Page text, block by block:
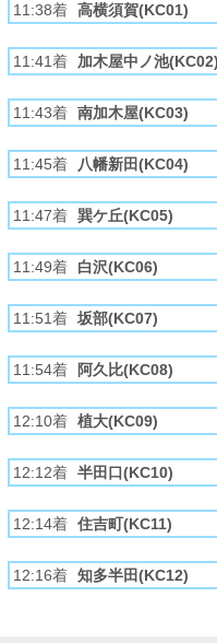
11:38着 高横須賀(KC01)
11:41着 加木屋中ノ池(KC02)
11:43着 南加木屋(KC03)
11:45着 八幡新田(KC04)
11:47着 巽ケ丘(KC05)
11:49着 白沢(KC06)
11:51着 坂部(KC07)
11:54着 阿久比(KC08)
12:10着 植大(KC09)
12:12着 半田口(KC10)
12:14着 住吉町(KC11)
12:16着 知多半田(KC12)